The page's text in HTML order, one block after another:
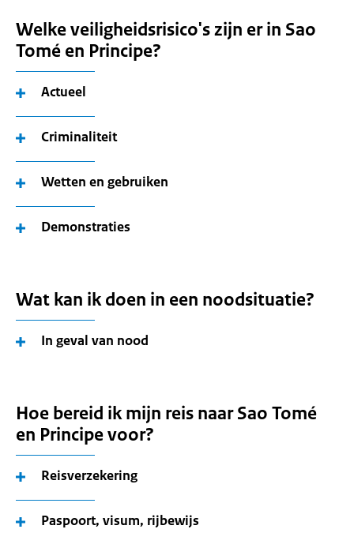
Welke veiligheidsrisico's zijn er in Sao
Tomé en Principe?
Actueel
Criminaliteit
Wetten en gebruiken
Demonstraties
Wat kan ik doen in een noodsituatie?
In geval van nood
Hoe bereid ik mijn reis naar Sao Tomé
en Principe voor?
Reisverzekering
Paspoort, visum, rijbewijs